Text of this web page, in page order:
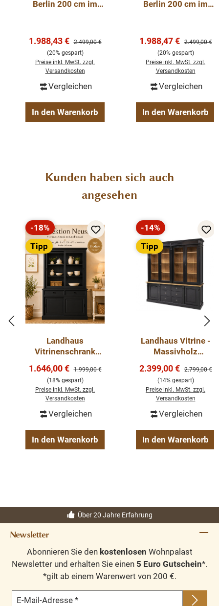
Schränke, Kommoden, Vitrinen, antike Buffets, Tische
Abmessungen(H/B/T): 220 / 150 / 40-50 cm
Höhe Oberteil: 130cm
Höhe Unterteil: 90cm
Stil: Landhaus
Farbe: schwarz/weiss
Konzept: Vincenza
2 Schubladen
dunkle Griffe
Fertig montiert - 2 Teile
Berlin 200 cm im
Verkaufspreis:
1.988,43 € Regulärer Preis:
2.499,00 €
(20% gespart)
Preise inkl. MwSt. zzgl.
Versandkosten
Vergleichen
In den Warenkorb
Berlin 200 cm im
Verkaufspreis:
1.988,47 € Regulärer
2.499,00 €
(20% gespart)
Preise inkl. MwSt. zzgl.
Versandkosten
Vergleichen
In den Warenkorb
Produktgalerie überspringen
Kunden haben sich auch
angesehen
Rabatt
-18%
Tipp
Landhaus
Vitrinenschrank
Schwarz
Buffetschrank
Verkaufspreis:
1.646,00 € Regulärer Preis:
1.999,00 €
(18% gespart)
Preise inkl. MwSt. zzgl.
Versandkosten
Vergleichen
In den Warenkorb
Rabatt
-14%
Tipp
Landhaus Vitrine -
Massivholz
Glas
Verkaufspreis:
2.399,00 € Regulärer
2.799,00 €
(14% gespart)
Preise inkl. MwSt. zzgl.
Versandkosten
Vergleichen
In den Warenkorb
Über 20 Jahre Erfahrung
Newsletter
Abonnieren Sie den kostenlosen Wohnpalast
Newsletter und erhalten Sie einen 5 Euro Gutschein*.
*gilt ab einem Warenwert von 200 €.
E-Mail-Adresse *